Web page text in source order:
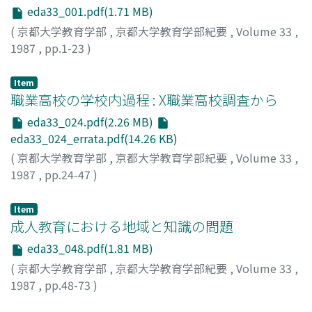
eda33_001.pdf(1.71 MB)
( 京都大学教育学部 , 京都大学教育学部紀要 , Volume 33 ,
1987 , pp.1-23 )
Item
職業高校の学校内過程 : X職業高校調査から
eda33_024.pdf(2.26 MB)
eda33_024_errata.pdf(14.26 KB)
( 京都大学教育学部 , 京都大学教育学部紀要 , Volume 33 ,
1987 , pp.24-47 )
Item
成人教育における地域と知識の問題
eda33_048.pdf(1.81 MB)
( 京都大学教育学部 , 京都大学教育学部紀要 , Volume 33 ,
1987 , pp.48-73 )